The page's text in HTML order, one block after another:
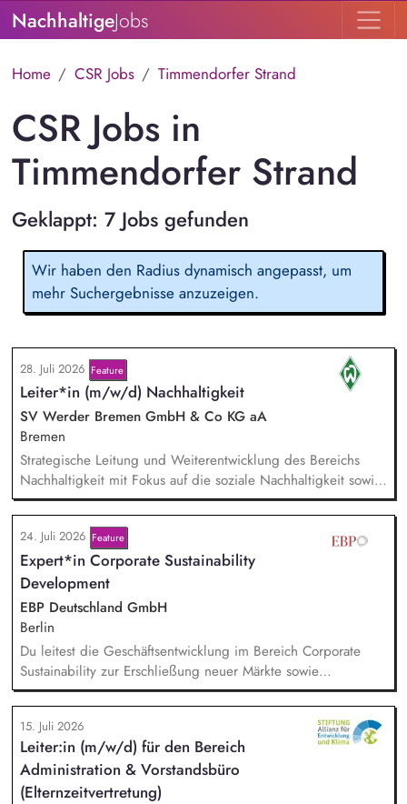
NachhaltigeJobs
Home CSR Jobs Timmendorfer Strand
CSR Jobs in
Timmendorfer Strand
Geklappt: 7 Jobs gefunden
Wir haben den Radius dynamisch angepasst, um
mehr Suchergebnisse anzuzeigen.
28. Juli 2026 Feature
Leiter*in (m/w/d) Nachhaltigkeit
SV Werder Bremen GmbH & Co KG aA
Bremen
Strategische Leitung und Weiterentwicklung des Bereichs
Nachhaltigkeit mit Fokus auf die soziale Nachhaltigkeit sowie
Verantwortung für die Erreichung der Nachhaltigkeitsziele in
Zusammenarbeit mit der Geschäftsführung und anderen
Bereichen. Disziplinarische und fachliche Führung sowie
Entwicklung der Mitarbeiter*innen im Bereich Nachhaltigkeit.
Pflege und Weiterentwicklung des Netzwerks an
Kooperationspartner*innen sowie strategische Entwicklung
nachhaltigkeitsbezogener Partnerschaften.
24. Juli 2026 Feature
Expert*in Corporate Sustainability
Development
EBP Deutschland GmbH
Berlin
Du leitest die Geschäftsentwicklung im Bereich Corporate
Sustainability zur Erschließung neuer Märkte sowie
Entwicklung von Geschäftsmodellen. Dabei arbeitest du eng
mit einem bestehenden Team zusammen und entwickelst
dieses gemeinsam mit erfahrenen Projektleiter*innen weiter.
Zu Deinen Aufgaben gehören vor allem:
Strategieentwicklung, Trendanalysen, Partnermanagement
sowie Akquisition von Aufträgen, Neukunden und Projekten.
15. Juli 2026
Leiter:in (m/w/d) für den Bereich
Administration & Vorstandsbüro
(Elternzeitvertretung)